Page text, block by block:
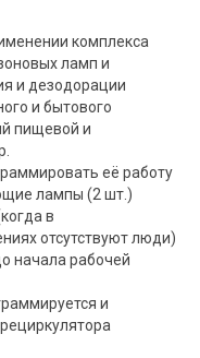
комплекса
ламп и
и дезодорации
и бытового
пищевой и
её работу
лампы (2 шт.)
в
отсутствуют люди)
начала рабочей
и